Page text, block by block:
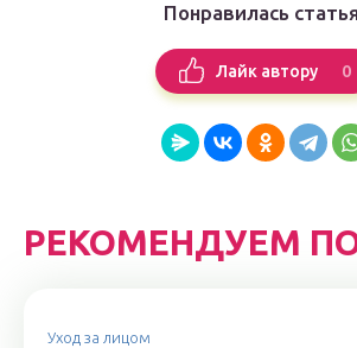
Понравилась
Лайк автору 0
РЕКОМЕНДУЕМ
Уход за лицом